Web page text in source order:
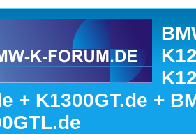
+ K1300GT.de +